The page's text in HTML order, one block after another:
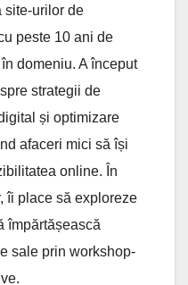
site-urilor de
peste 10 ani de
domeniu. A început
strategii de
și optimizare
afaceri mici să își
online. În
îi place să exploreze
împărtășească
sale prin workshop-